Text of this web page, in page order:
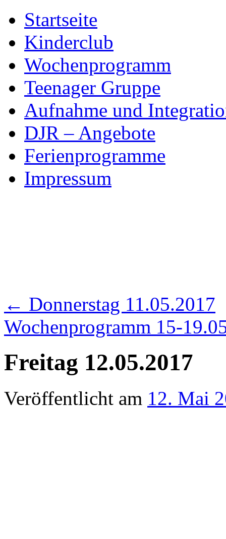
to
contentStartseite
Kinderclub
Wochenprogramm
Teenager Gruppe
Aufnahme und
DJR – Angebote
Ferienprogramme
Impressum
← Donnerstag 11.05.2017
Wochenprogramm 15-
Freitag 12.05.2017
Veröffentlicht am 12. Mai